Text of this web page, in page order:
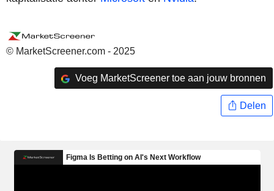
© MarketScreener.com - 2025
Voeg MarketScreener toe aan jouw bronnen
Delen